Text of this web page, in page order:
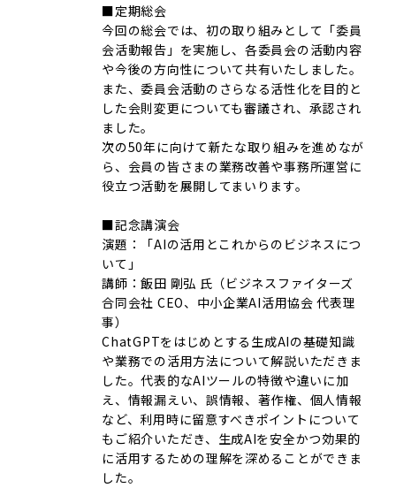
■定期総会
今回の総会では、初の取り組みとして「委員
会活動報告」を実施し、各委員会の活動内容
や今後の方向性について共有いたしました。
また、委員会活動のさらなる活性化を目的と
した会則変更についても審議され、承認され
ました。
次の50年に向けて新たな取り組みを進めなが
ら、会員の皆さまの業務改善や事務所運営に
役立つ活動を展開してまいります。
■記念講演会
演題：「AIの活用とこれからのビジネスにつ
いて」
講師：飯田 剛弘 氏（ビジネスファイターズ
合同会社 CEO、中小企業AI活用協会 代表理
事）
ChatGPTをはじめとする生成AIの基礎知識
や業務での活用方法について解説いただきま
した。代表的なAIツールの特徴や違いに加
え、情報漏えい、誤情報、著作権、個人情報
など、利用時に留意すべきポイントについて
もご紹介いただき、生成AIを安全かつ効果的
に活用するための理解を深めることができま
した。